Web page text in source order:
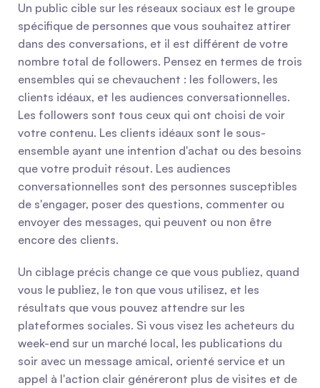
Un public cible sur les réseaux sociaux est le groupe
spécifique de personnes que vous souhaitez attirer
dans des conversations, et il est différent de votre
nombre total de followers. Pensez en termes de trois
ensembles qui se chevauchent : les followers, les
clients idéaux, et les audiences conversationnelles.
Les followers sont tous ceux qui ont choisi de voir
votre contenu. Les clients idéaux sont le sous-
ensemble ayant une intention d'achat ou des besoins
que votre produit résout. Les audiences
conversationnelles sont des personnes susceptibles
de s'engager, poser des questions, commenter ou
envoyer des messages, qui peuvent ou non être
encore des clients.
Un ciblage précis change ce que vous publiez, quand
vous le publiez, le ton que vous utilisez, et les
résultats que vous pouvez attendre sur les
plateformes sociales. Si vous visez les acheteurs du
week-end sur un marché local, les publications du
soir avec un message amical, orienté service et un
appel à l'action clair généreront plus de visites et de